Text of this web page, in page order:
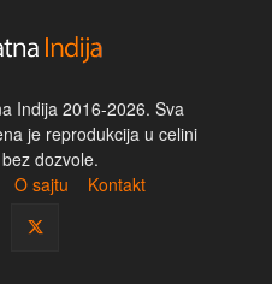
Indija 2016-2026. Sva
je reprodukcija u celini
dozvole.
O sajtu Kontakt